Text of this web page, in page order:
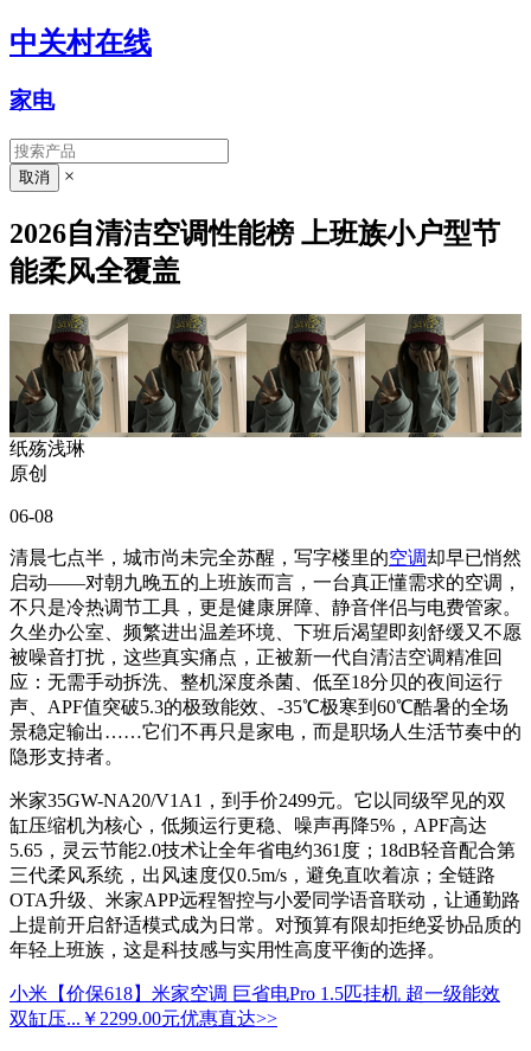
中关村在线
家电
×
2026自清洁空调性能榜 上班族小户型节
能柔风全覆盖
纸殇浅琳
原创
06-08
清晨七点半，城市尚未完全苏醒，写字楼里的空调却早已悄然
启动——对朝九晚五的上班族而言，一台真正懂需求的空调，
不只是冷热调节工具，更是健康屏障、静音伴侣与电费管家。
久坐办公室、频繁进出温差环境、下班后渴望即刻舒缓又不愿
被噪音打扰，这些真实痛点，正被新一代自清洁空调精准回
应：无需手动拆洗、整机深度杀菌、低至18分贝的夜间运行
声、APF值突破5.3的极致能效、-35℃极寒到60℃酷暑的全场
景稳定输出……它们不再只是家电，而是职场人生活节奏中的
隐形支持者。
米家35GW-NA20/V1A1，到手价2499元。它以同级罕见的双
缸压缩机为核心，低频运行更稳、噪声再降5%，APF高达
5.65，灵云节能2.0技术让全年省电约361度；18dB轻音配合第
三代柔风系统，出风速度仅0.5m/s，避免直吹着凉；全链路
OTA升级、米家APP远程智控与小爱同学语音联动，让通勤路
上提前开启舒适模式成为日常。对预算有限却拒绝妥协品质的
年轻上班族，这是科技感与实用性高度平衡的选择。
小米【价保618】米家空调 巨省电Pro 1.5匹挂机 超一级能效
双缸压... ￥2299.00元优惠直达>>